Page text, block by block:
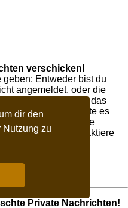
dir den
Nutzung zu
verschicken!
geben: Entweder bist du
angemeldet, oder die
Nachrichten für das
Außerdem könnte es
dir das Recht, Private
entzogen hat. Kontaktiere
Informationen zu
Private Nachrichten!